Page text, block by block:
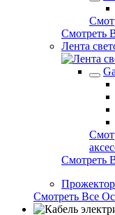
Смотреть
Лента
Смотреть
Смотреть Все